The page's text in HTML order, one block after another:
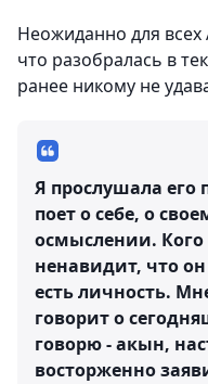
Неожиданно для
что разобралась в
ранее никому не
Я прослушала его
поет о себе, о
осмыслении. Кого
ненавидит, что
есть личность.
говорит о
говорю - акын,
восторженно